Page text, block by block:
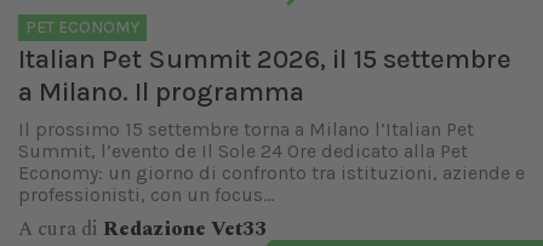
PET ECONOMY
Italian Pet Summit 2026, il 15 settembre
a Milano. Il programma
Il prossimo 15 settembre torna a Milano l’Italian Pet
Summit, l’evento de Il Sole 24 Ore dedicato alla Pet
Economy: un giorno di confronto tra istituzioni, aziende e
professionisti, con un focus...
A cura di Redazione Vet33